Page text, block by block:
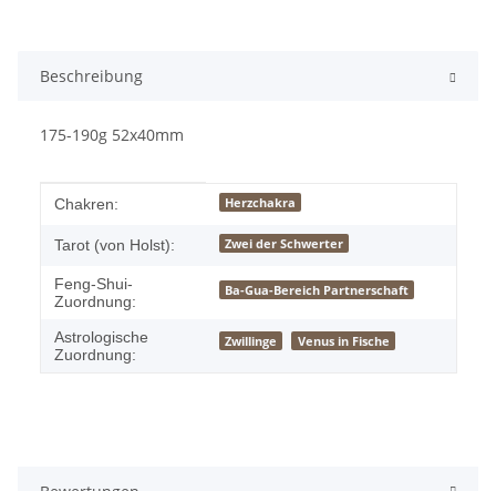
Beschreibung
175-190g 52x40mm
Produkteigenschaft
Wert
Chakren: Herzchakra
Tarot (von Holst): Zwei der Schwerter
Feng-Shui-
Zuordnung:
Ba-Gua-Bereich Partnerschaft
Astrologische
Zuordnung:
Zwillinge Venus in Fische